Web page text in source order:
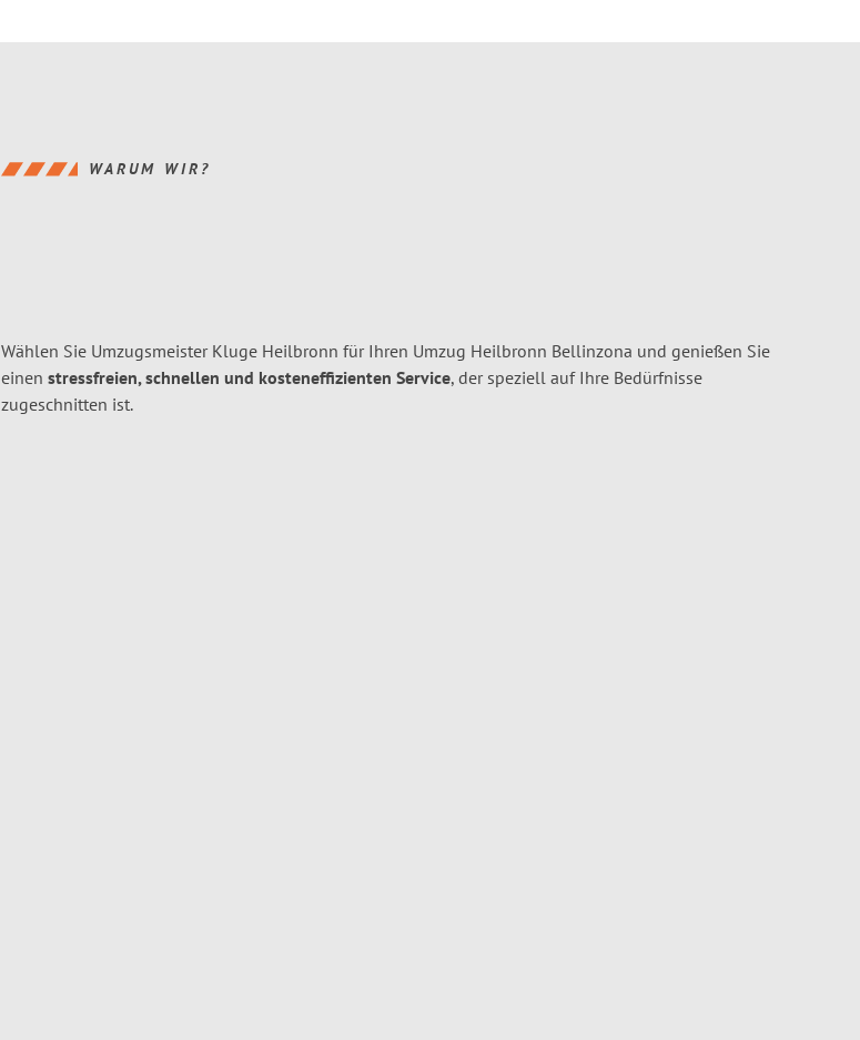
WARUM WIR?
Wählen Sie Umzugsmeister Kluge Heilbronn für Ihren Umzug Heilbronn Bellinzona und genießen Sie
einen stressfreien, schnellen und kosteneffizienten Service, der speziell auf Ihre Bedürfnisse
zugeschnitten ist.